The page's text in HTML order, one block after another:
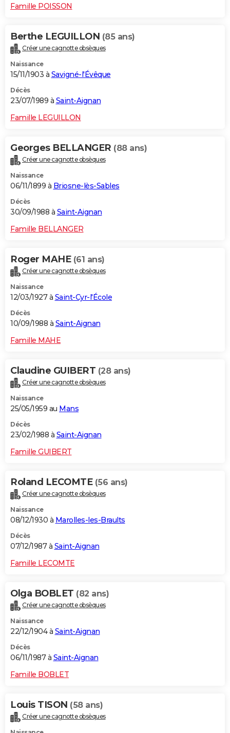
Famille POISSON
Berthe LEGUILLON (85 ans)
Créer une cagnotte obsèques
Naissance
15/11/1903 à Savigné-l'Évêque
Décès
23/07/1989 à Saint-Aignan
Famille LEGUILLON
Georges BELLANGER (88 ans)
Créer une cagnotte obsèques
Naissance
06/11/1899 à Briosne-lès-Sables
Décès
30/09/1988 à Saint-Aignan
Famille BELLANGER
Roger MAHE (61 ans)
Créer une cagnotte obsèques
Naissance
12/03/1927 à Saint-Cyr-l'École
Décès
10/09/1988 à Saint-Aignan
Famille MAHE
Claudine GUIBERT (28 ans)
Créer une cagnotte obsèques
Naissance
25/05/1959 au Mans
Décès
23/02/1988 à Saint-Aignan
Famille GUIBERT
Roland LECOMTE (56 ans)
Créer une cagnotte obsèques
Naissance
08/12/1930 à Marolles-les-Braults
Décès
07/12/1987 à Saint-Aignan
Famille LECOMTE
Olga BOBLET (82 ans)
Créer une cagnotte obsèques
Naissance
22/12/1904 à Saint-Aignan
Décès
06/11/1987 à Saint-Aignan
Famille BOBLET
Louis TISON (58 ans)
Créer une cagnotte obsèques